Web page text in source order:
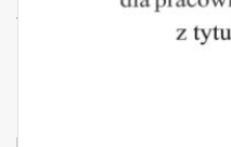
< wróć do kategorii: